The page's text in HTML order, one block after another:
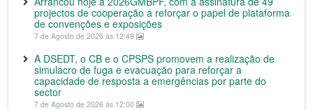
projectos de cooperação a reforçar o papel de plataforma
de convenções e exposições
7 de Agosto de 2026 às 12:49
A DSEDT, o CB e o CPSPS promovem a realização de
simulacro de fuga e evacuação para reforçar a
capacidade de resposta a emergências por parte do
sector
7 de Agosto de 2026 às 12:00